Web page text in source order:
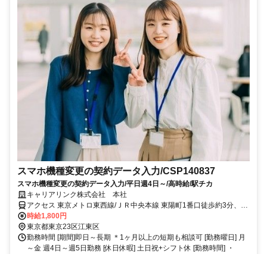
スマホ機種変更の契約データ入力/CSP140837
スマホ機種変更の契約データ入力/平日週4日～/高時給/駅チカ
キャリアリンク株式会社 本社
アクセス 東京メトロ東西線/ＪＲ中央本線 東陽町1番口徒歩約3分、東
京メトロ東西線/東葉高速線 木場1番口徒歩約14分、東京メトロ東西
線/ＪＲ中央本線 南砂町1番口徒歩約20分 東西線 南砂町駅 徒歩6分
時給1,800円
東京都東京23区江東区
勤務時間 [期間]即日～長期 ＊1ヶ月以上の短期も相談可 [勤務曜日] 月
～金 週4日～週5日勤務 [休日休暇] 土日祝+シフト休 [勤務時間] ・